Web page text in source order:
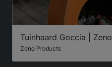
Tuinhaard Goccia | Zeno
Zeno Products